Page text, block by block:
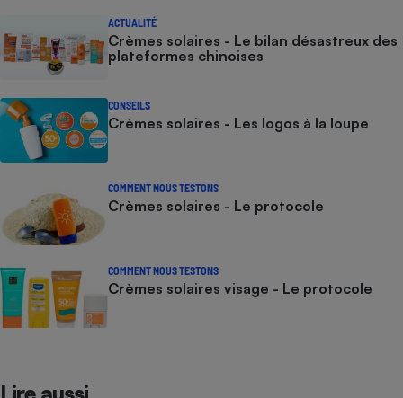
ACTUALITÉ
Crèmes solaires - Le bilan désastreux des
plateformes chinoises
CONSEILS
Crèmes solaires - Les logos à la loupe
COMMENT NOUS TESTONS
Crèmes solaires - Le protocole
COMMENT NOUS TESTONS
Crèmes solaires visage - Le protocole